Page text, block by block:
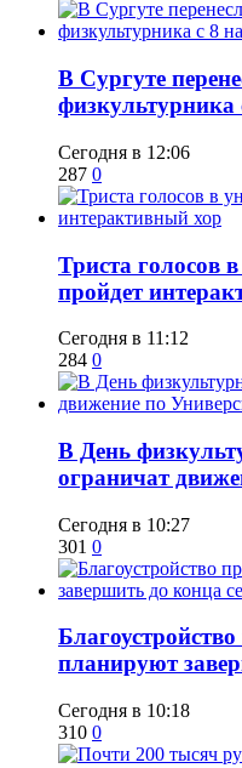
​В Сургуте
физкультурника
Сегодня в 12:06
287 0
​Триста голосов
пройдет
Сегодня в 11:12
284 0
​В День
ограничат
Сегодня в 10:27
301 0
планируют
Сегодня в 10:18
310 0